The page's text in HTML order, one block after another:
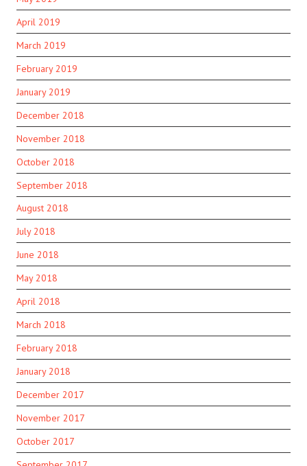
April 2019
March 2019
February 2019
January 2019
December 2018
November 2018
October 2018
September 2018
August 2018
July 2018
June 2018
May 2018
April 2018
March 2018
February 2018
January 2018
December 2017
November 2017
October 2017